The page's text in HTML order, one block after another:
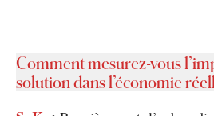
Comment mesurez-vous
solution dans l’économie